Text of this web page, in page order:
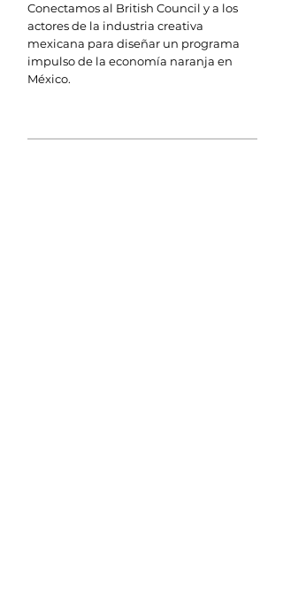
Conectamos al British Council y a los
actores de la industria creativa
mexicana para diseñar un programa
impulso de la economía naranja en
México.